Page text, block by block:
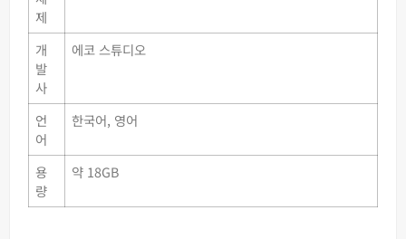
제
개
발
사
에코 스튜디오
언
어
한국어, 영어
용
량
약 18GB